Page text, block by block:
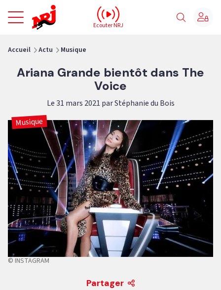
NRJ - Accueil
Ecouter NRJ
Accueil Actu Musique
Ariana Grande bientôt dans The
Voice
Le 31 mars 2021 par Stéphanie du Bois
Musique
© INSTAGRAM
Partager